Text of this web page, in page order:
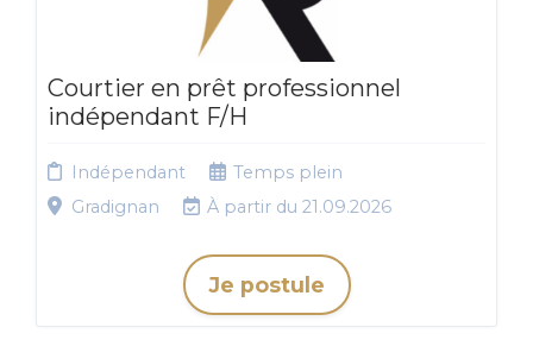
Courtier en prêt professionnel
indépendant F/H
Indépendant
Temps plein
Gradignan
À partir du 21.09.2026
Je postule